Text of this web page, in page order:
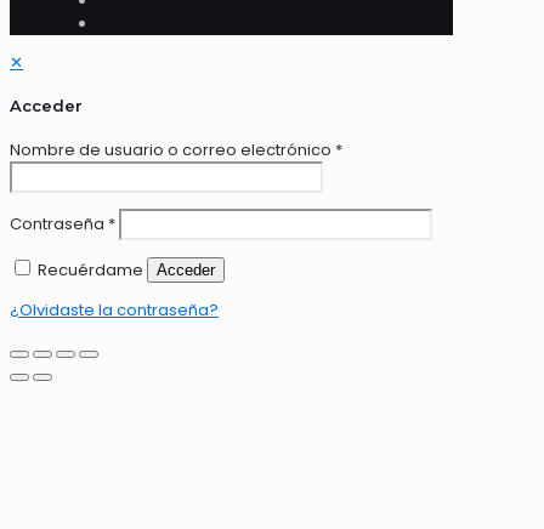
✕
Acceder
Nombre de usuario o correo electrónico *
Contraseña *
Recuérdame
Acceder
¿Olvidaste la contraseña?